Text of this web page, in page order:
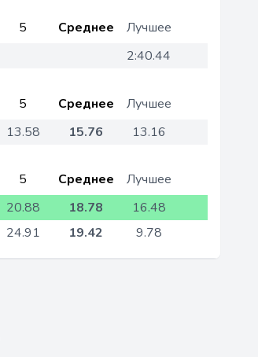
5 Среднее
Лучшее
2:40.44
5 Среднее
Лучшее
13.58 15.76 13.16
5 Среднее
Лучшее
20.88 18.78
16.48
24.91 19.42 9.78